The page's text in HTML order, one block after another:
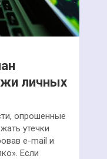
личных
опрошенные
утечки
e-mail и
Если